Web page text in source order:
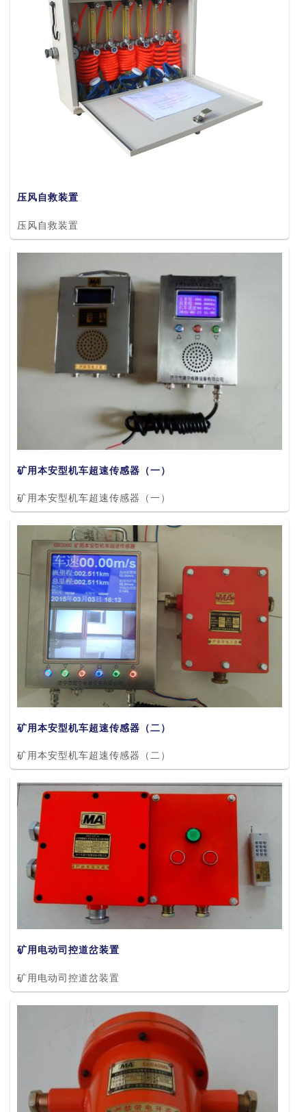
压风自救装置
压风自救装置
矿用本安型机车超速传感器（一）
矿用本安型机车超速传感器（一）
矿用本安型机车超速传感器（二）
矿用本安型机车超速传感器（二）
矿用电动司控道岔装置
矿用电动司控道岔装置